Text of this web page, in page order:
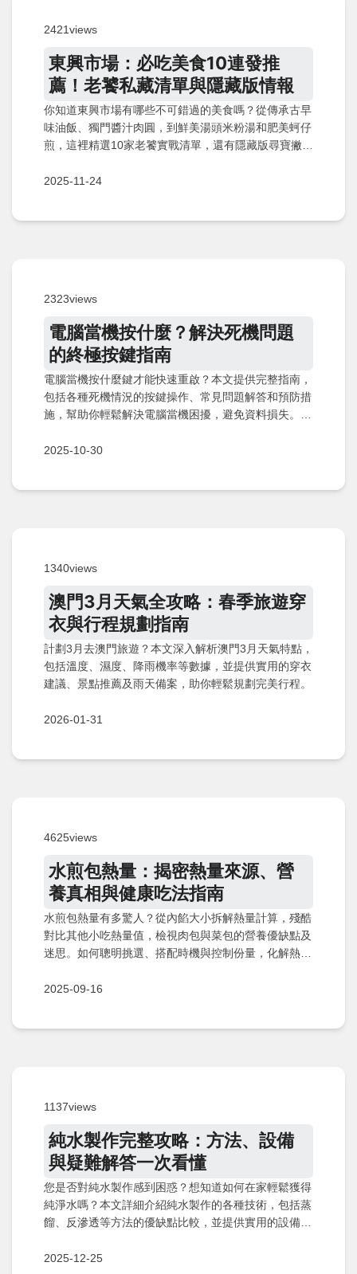
2421views
東興市場：必吃美食10連發推
薦！老饕私藏清單與隱藏版情報
你知道東興市場有哪些不可錯過的美食嗎？從傳承古早
味油飯、獨門醬汁肉圓，到鮮美湯頭米粉湯和肥美蚵仔
煎，這裡精選10家老饕實戰清單，還有隱藏版尋寶撇步
吧！
2025-11-24
2323views
電腦當機按什麼？解決死機問題
的終極按鍵指南
電腦當機按什麼鍵才能快速重啟？本文提供完整指南，
包括各種死機情況的按鍵操作、常見問題解答和預防措
施，幫助你輕鬆解決電腦當機困擾，避免資料損失。從
2025-10-30
1340views
澳門3月天氣全攻略：春季旅遊穿
衣與行程規劃指南
計劃3月去澳門旅遊？本文深入解析澳門3月天氣特點，
包括溫度、濕度、降雨機率等數據，並提供實用的穿衣
建議、景點推薦及雨天備案，助你輕鬆規劃完美行程。
2026-01-31
4625views
水煎包熱量：揭密熱量來源、營
養真相與健康吃法指南
水煎包熱量有多驚人？從內餡大小拆解熱量計算，殘酷
對比其他小吃熱量值，檢視肉包與菜包的營養優缺點及
迷思。如何聰明挑選、搭配時機與控制份量，化解熱量
胖！
2025-09-16
1137views
純水製作完整攻略：方法、設備
與疑難解答一次看懂
您是否對純水製作感到困惑？想知道如何在家輕鬆獲得
純淨水嗎？本文詳細介紹純水製作的各種技術，包括蒸
餾、反滲透等方法的優缺點比較，並提供實用的設備選
所有您需要知道的內容，幫助您確保飲水安全與健康。
2025-12-25